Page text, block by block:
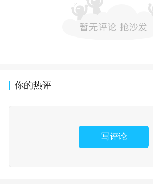
你的热评
写评论